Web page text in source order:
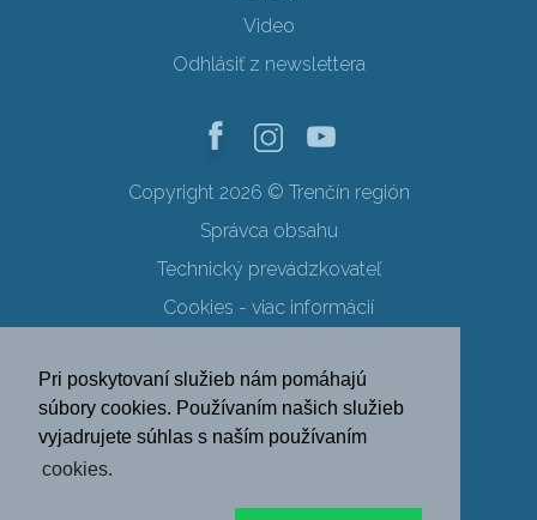
Pri poskytovaní služieb nám pomáhajú
súbory cookies. Používaním našich služieb
vyjadrujete súhlas s naším používaním
cookies.
Video
Odhlásiť z newslettera
Copyright 2026 © Trenčín región
Správca obsahu
Technický prevádzkovateľ
Cookies - viac informácií
Ochrana osobných údajov
SK EN DE
PL